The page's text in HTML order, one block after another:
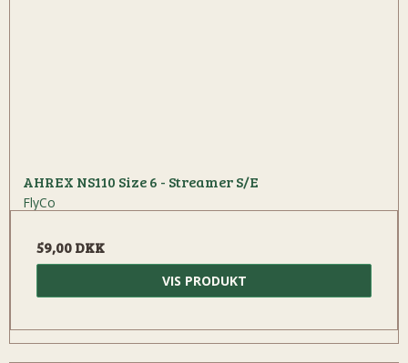
AHREX NS110 Size 6 - Streamer S/E
FlyCo
59,00 DKK
VIS PRODUKT